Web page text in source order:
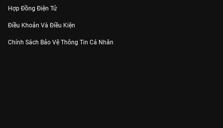
Hợp Đồng Điện Tử
Điều Khoản Và Điều Kiện
Chính Sách Bảo Vệ Thông Tin Cá Nhân